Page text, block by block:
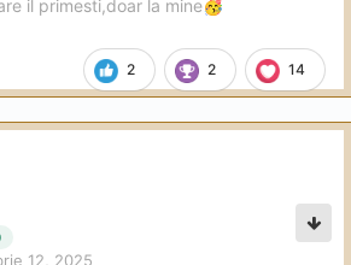
2 2 14
il primesti,doar la mine🥳
12, 2025